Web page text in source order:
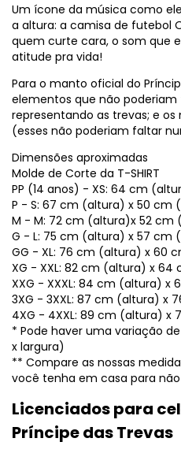
Um ícone da música como
a altura: a camisa de futebol
quem curte cara, o som que
atitude pra vida!
Para o manto oficial do
elementos que não
representando as trevas; e
(esses não poderiam faltar
Dimensões aproximadas
Molde de Corte da T-SHIRT
PP (14 anos) - XS: 64 cm
P - S: 67 cm (altura) x 50 cm
M - M: 72 cm (altura)x 52 cm
G - L: 75 cm (altura) x 57 cm
GG - XL: 76 cm (altura) x 60
XG - XXL: 82 cm (altura) x 64
XXG - XXXL: 84 cm (altura) x
3XG - 3XXL: 87 cm (altura) x
4XG - 4XXL: 89 cm (altura) x
* Pode haver uma variação
x largura)
** Compare as nossas
você tenha em casa para
Licenciados para
Príncipe das Trevas